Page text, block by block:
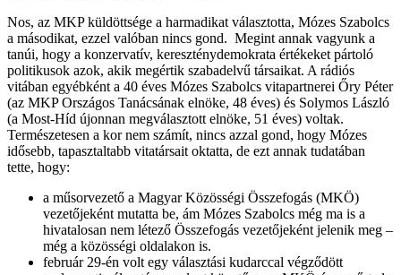
Nos, az MKP küldöttsége a harmadikat választotta, Mózes Szabolcs
a másodikat, ezzel valóban nincs gond. Megint annak vagyunk a
tanúi, hogy a konzervatív, kereszténydemokrata értékeket pártoló
politikusok azok, akik megértik szabadelvű társaikat. A rádiós
vitában egyébként a 40 éves Mózes Szabolcs vitapartnerei Őry Péter
(az MKP Országos Tanácsának elnöke, 48 éves) és Solymos László
(a Most-Híd újonnan megválasztott elnöke, 51 éves) voltak.
Természetesen a kor nem számít, nincs azzal gond, hogy Mózes
idősebb, tapasztaltabb vitatársait oktatta, de ezt annak tudatában
tette, hogy:
a műsorvezető a Magyar Közösségi Összefogás (MKÖ)
vezetőjeként mutatta be, ám Mózes Szabolcs még ma is a
hivatalosan nem létező Összefogás vezetőjeként jelenik meg –
még a közösségi oldalakon is.
február 29-én volt egy választási kudarccal végződött